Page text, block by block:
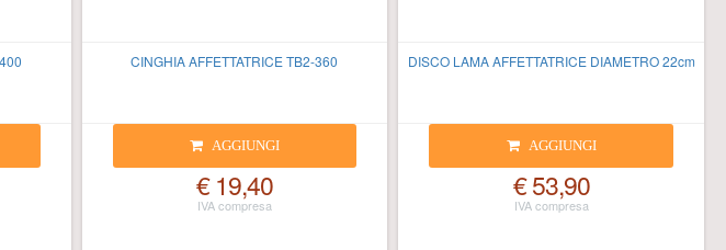
CINGHIA AFFETTATRICE TB2-360
AGGIUNGI
€ 19,40
DISCO LAMA AFFETTATRICE DIAMETRO 22cm
AGGIUNGI
€ 53,90